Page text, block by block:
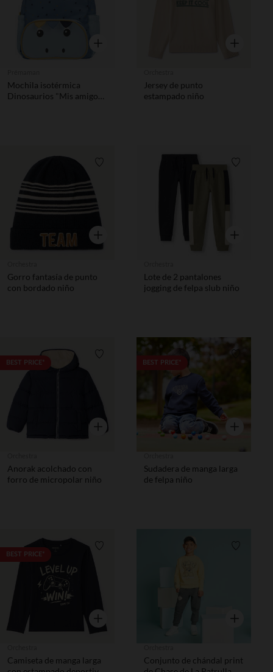
Vista rápida
Mochila isotérmica
Dinosaurios "Mis amigos
Vista rápida
Jersey de punto
estampado niño
Lista de requisitos
Vista rápida
Gorro fantasía de punto
con bordado niño
Vista rápida
Lote de 2 pantalones
jogging de felpa slub niño
BEST PRICE* Lista de requisitos
Vista rápida
Anorak acolchado con
forro de micropolar niño
BEST PRICE*
Vista rápida
Sudadera de manga larga
de felpa niño
BEST PRICE*
Vista rápida
Camiseta de manga larga
Vista rápida
Conjunto de chándal print